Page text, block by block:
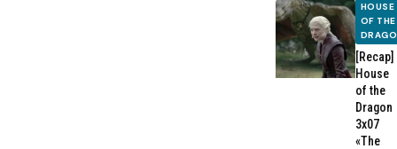
HOUSE
OF THE
[Recap]
House
of the
Dragon
3x07
«The